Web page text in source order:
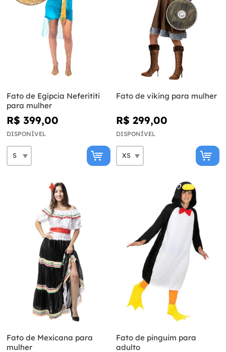
Fato de Egípcia Neferititi
para mulher
R$ 399,00
DISPONÍVEL
Fato de viking para mulher
R$ 299,00
DISPONÍVEL
Fato de Mexicana para
mulher
Fato de pinguim para
adulto